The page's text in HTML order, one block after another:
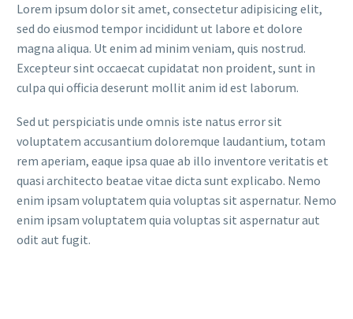
Lorem ipsum dolor sit amet, consectetur adipisicing elit,
sed do eiusmod tempor incididunt ut labore et dolore
magna aliqua. Ut enim ad minim veniam, quis nostrud.
Excepteur sint occaecat cupidatat non proident, sunt in
culpa qui officia deserunt mollit anim id est laborum.
Sed ut perspiciatis unde omnis iste natus error sit
voluptatem accusantium doloremque laudantium, totam
rem aperiam, eaque ipsa quae ab illo inventore veritatis et
quasi architecto beatae vitae dicta sunt explicabo. Nemo
enim ipsam voluptatem quia voluptas sit aspernatur. Nemo
enim ipsam voluptatem quia voluptas sit aspernatur aut
odit aut fugit.